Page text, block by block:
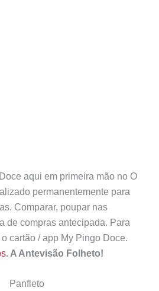
aqui em primeira mão no O
permanentemente para
Comparar, poupar nas
de compras antecipada. Para
cartão / app My Pingo Doce.
. A Antevisão Folheto!
Panfleto